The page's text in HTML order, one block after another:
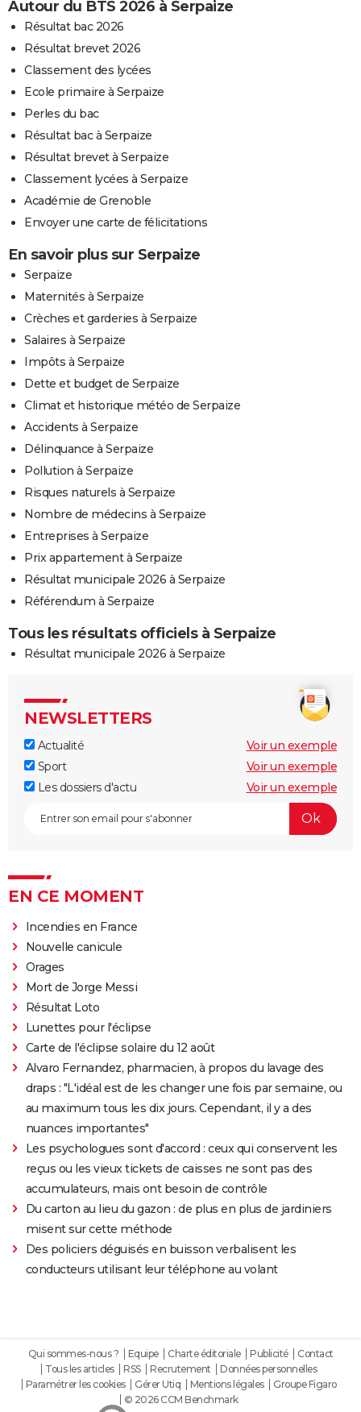
Autour du BTS 2026 à Serpaize
Résultat bac 2026
Résultat brevet 2026
Classement des lycées
Ecole primaire à Serpaize
Perles du bac
Résultat bac à Serpaize
Résultat brevet à Serpaize
Classement lycées à Serpaize
Académie de Grenoble
Envoyer une carte de félicitations
En savoir plus sur Serpaize
Serpaize
Maternités à Serpaize
Crèches et garderies à Serpaize
Salaires à Serpaize
Impôts à Serpaize
Dette et budget de Serpaize
Climat et historique météo de Serpaize
Accidents à Serpaize
Délinquance à Serpaize
Pollution à Serpaize
Risques naturels à Serpaize
Nombre de médecins à Serpaize
Entreprises à Serpaize
Prix appartement à Serpaize
Résultat municipale 2026 à Serpaize
Référendum à Serpaize
Tous les résultats officiels à Serpaize
Résultat municipale 2026 à Serpaize
NEWSLETTERS
Actualité
Voir un exemple
Sport
Voir un exemple
Les dossiers d'actu
Voir un exemple
EN CE MOMENT
Incendies en France
Nouvelle canicule
Orages
Mort de Jorge Messi
Résultat Loto
Lunettes pour l'éclipse
Carte de l'éclipse solaire du 12 août
Alvaro Fernandez, pharmacien, à propos du lavage des
draps : "L'idéal est de les changer une fois par semaine, ou
au maximum tous les dix jours. Cependant, il y a des
nuances importantes"
Les psychologues sont d'accord : ceux qui conservent les
reçus ou les vieux tickets de caisses ne sont pas des
accumulateurs, mais ont besoin de contrôle
Du carton au lieu du gazon : de plus en plus de jardiniers
misent sur cette méthode
Des policiers déguisés en buisson verbalisent les
conducteurs utilisant leur téléphone au volant
Qui sommes-nous ? Equipe Charte éditoriale Publicité
Contact
Tous les articles
RSS Recrutement
Données personnelles
Paramétrer les cookies
Gérer Utiq Mentions légales
Groupe Figaro
© 2026 CCM Benchmark